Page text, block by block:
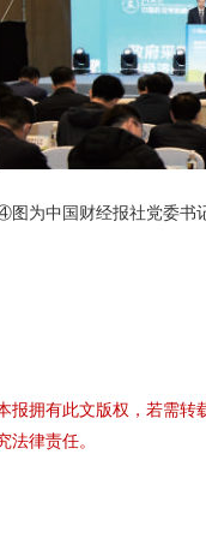
图为中国财经报社党委书
报拥有此文版权，若需转
法律责任。